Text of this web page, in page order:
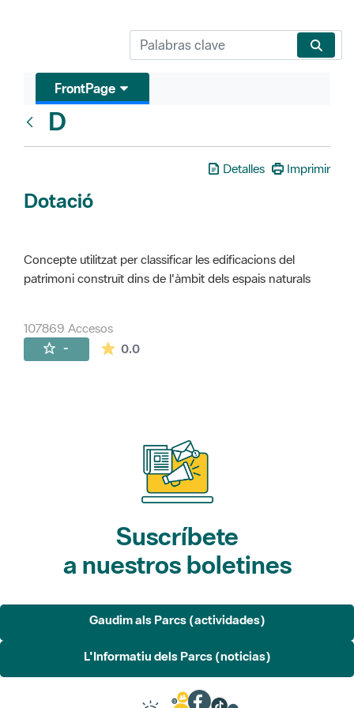
FrontPage
D
Detalles Imprimir
Dotació
Concepte utilitzat per classificar les edificacions del
patrimoni construït dins de l'àmbit dels espais naturals
107869 Accesos
- 0.0La valoración media es de 0 estrellas de
Suscríbete
a nuestros boletines
Gaudim als Parcs (actividades)
L'Informatiu dels Parcs (noticias)